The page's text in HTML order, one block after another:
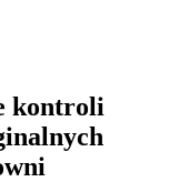
kontroli